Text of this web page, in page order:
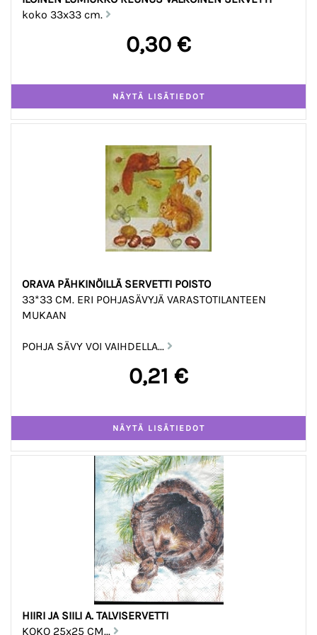
koko 33x33 cm.
0,30 €
ORAVA PÄHKINÖILLÄ SERVETTI POISTO
33*33 CM. ERI POHJASÄVYJÄ VARASTOTILANTEEN
MUKAAN
POHJA SÄVY VOI VAIHDELLA...
0,21 €
HIIRI JA SIILI A. TALVISERVETTI
KOKO 25x25 CM...